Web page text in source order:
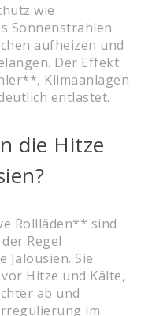
wie
Sonnenstrahlen
aufheizen und
Der Effekt:
Klimaanlagen
entlastet.
die Hitze
Rollläden** sind
Regel
Sie
Hitze und Kälte,
ab und
im